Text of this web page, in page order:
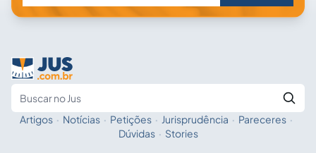
Fale com a IA
Artigos · Notícias · Petições · Jurisprudência · Pareceres ·
Dúvidas · Stories